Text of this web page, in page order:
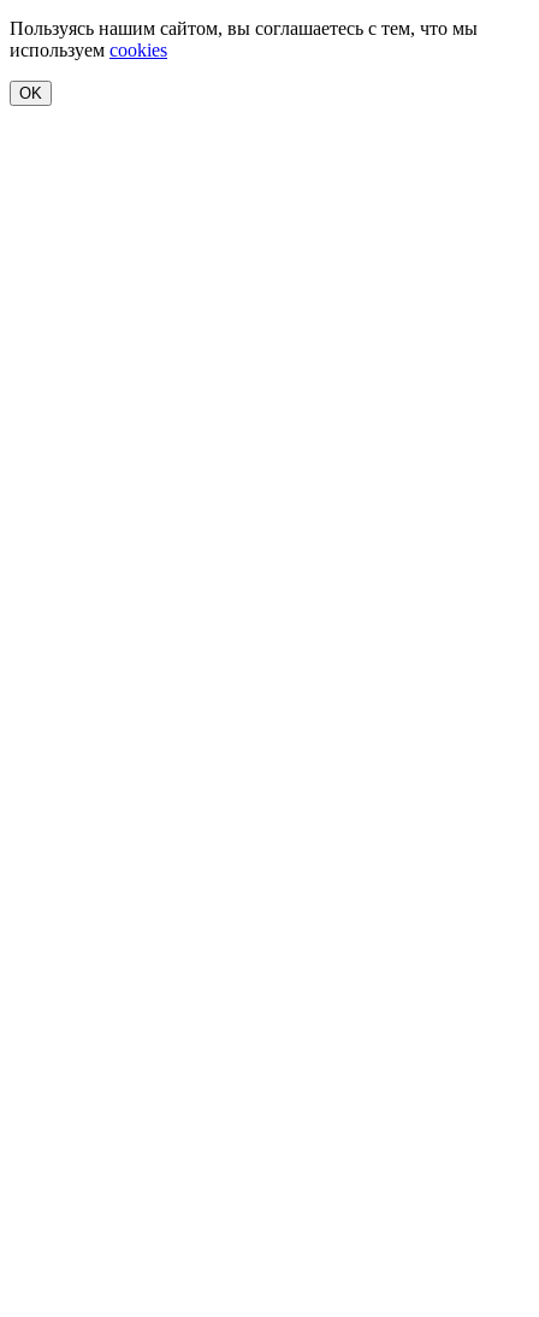
Пользуясь нашим сайтом, вы соглашаетесь с тем, что мы
используем cookies
OK